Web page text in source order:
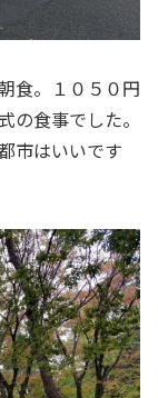
食。１０５０円
の食事でした。
市はいいです